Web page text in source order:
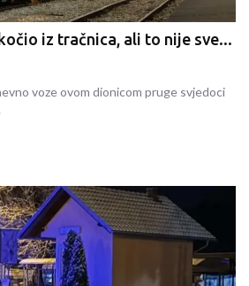
iz tračnica, ali to nije sve...
voze ovom dionicom pruge svjedoci